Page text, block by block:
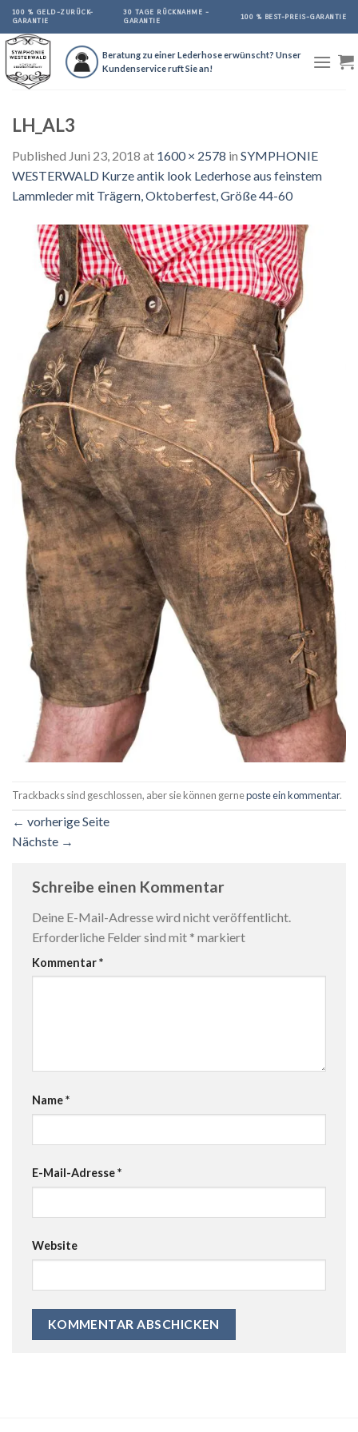
Skip
content
100 % GELD-ZURÜCK-
GARANTIE
30 TAGE RÜCKNAHME -
GARANTIE
100 % BEST-PREIS-GARANTIE
Beratung zu einer Lederhose erwünscht? Unser
Kundenservice ruft Sie an!
LH_AL3
Published Juni 23, 2018 at 1600 × 2578 in SYMPHONIE
WESTERWALD Kurze antik look Lederhose aus feinstem
Lammleder mit Trägern, Oktoberfest, Größe 44-60
Trackbacks sind geschlossen, aber sie können gerneposte ein kommentar.
← vorherige Seite
Nächste →
Schreibe einen Kommentar
Deine E-Mail-Adresse wird nicht veröffentlicht.
Erforderliche Felder sind mit * markiert
Kommentar*
Name*
E-Mail-Adresse*
Website